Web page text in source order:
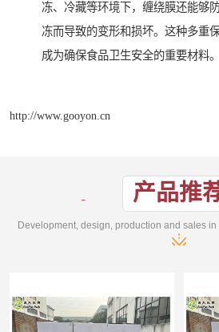
冻、冷藏等环境下，缠绕膜还能够
冻而导致的变形和损坏。这种多重
成为确保食品卫生安全的重要材料。
http://www.gooyon.cn
产品推